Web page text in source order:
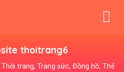
thoitrang6
Thời trang, Trang sức, Đồng hồ, Thể